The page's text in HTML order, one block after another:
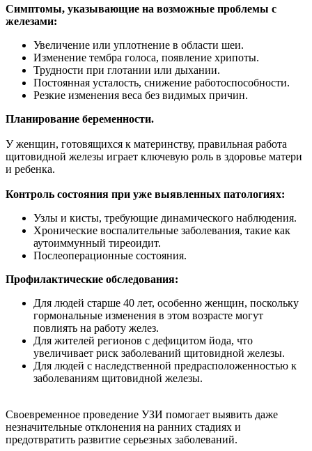
Симптомы, указывающие на возможные проблемы с
железами:
Увеличение или уплотнение в области шеи.
Изменение тембра голоса, появление хрипоты.
Трудности при глотании или дыхании.
Постоянная усталость, снижение работоспособности.
Резкие изменения веса без видимых причин.
Планирование беременности.
У женщин, готовящихся к материнству, правильная работа
щитовидной железы играет ключевую роль в здоровье матери
и ребенка.
Контроль состояния при уже выявленных патологиях:
Узлы и кисты, требующие динамического наблюдения.
Хронические воспалительные заболевания, такие как
аутоиммунный тиреоидит.
Послеоперационные состояния.
Профилактические обследования:
Для людей старше 40 лет, особенно женщин, поскольку
гормональные изменения в этом возрасте могут
повлиять на работу желез.
Для жителей регионов с дефицитом йода, что
увеличивает риск заболеваний щитовидной железы.
Для людей с наследственной предрасположенностью к
заболеваниям щитовидной железы.
Своевременное проведение УЗИ помогает выявить даже
незначительные отклонения на ранних стадиях и
предотвратить развитие серьезных заболеваний.